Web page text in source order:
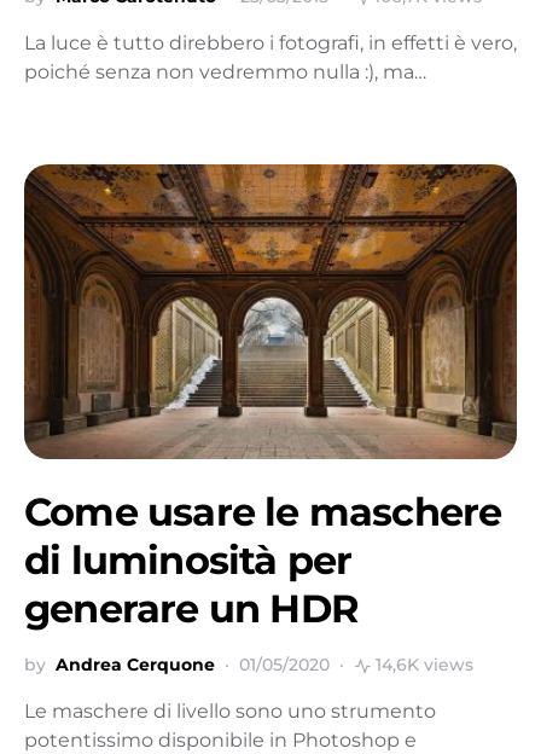
La luce è tutto direbbero i fotografi, in effetti è vero,
poiché senza non vedremmo nulla :), ma…
Come usare le maschere
di luminosità per
generare un HDR
by Andrea Cerquone 01/05/2020 14,6K views
Le maschere di livello sono uno strumento
potentissimo disponibile in Photoshop e